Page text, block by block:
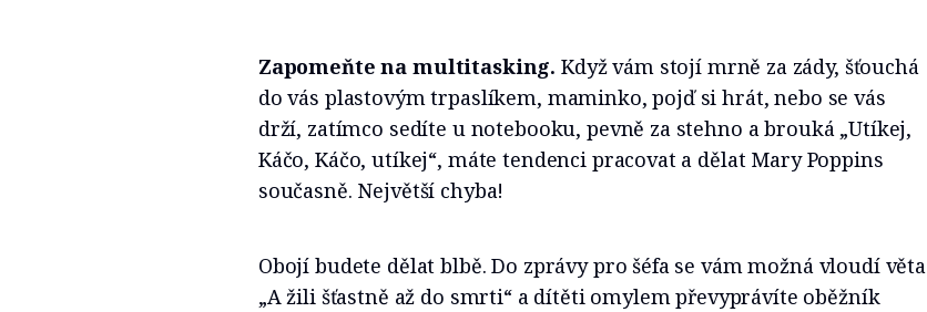
Zapomeňte na multitasking. Když vám stojí mrně za zády, šťouchá
do vás plastovým trpaslíkem, maminko, pojď si hrát, nebo se vás
drží, zatímco sedíte u notebooku, pevně za stehno a brouká „Utíkej,
Káčo, Káčo, utíkej“, máte tendenci pracovat a dělat Mary Poppins
současně. Největší chyba!
Obojí budete dělat blbě. Do zprávy pro šéfa se vám možná vloudí věta
„A žili šťastně až do smrti“ a dítěti omylem převyprávíte oběžník